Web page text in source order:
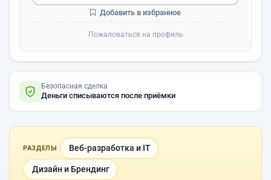
Добавить в избранное
Пожаловаться на профиль
Безопасная сделка
Деньги списываются после приёмки
РАЗДЕЛЫ Веб-разработка и IT
Дизайн и Брендинг